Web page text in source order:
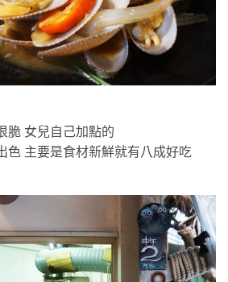
脆 女兒自己加點的
色 主要是食材新鮮就有八成好吃